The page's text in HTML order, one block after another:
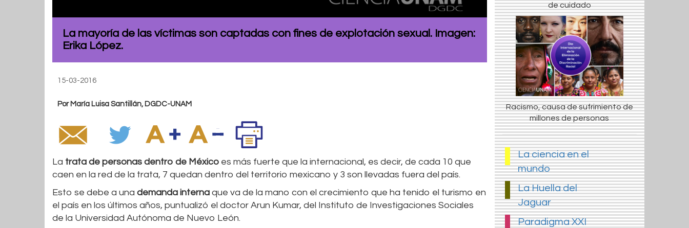
La mayoría de las víctimas son captadas con fines de explotación sexual. Imagen:
Erika López.
15-03-2016
Por María Luisa Santillán, DGDC-UNAM
La trata de personas dentro de México es más fuerte que la internacional, es decir, de cada 10 que
caen en la red de la trata, 7 quedan dentro del territorio mexicano y 3 son llevadas fuera del país.
Esto se debe a una demanda interna que va de la mano con el crecimiento que ha tenido el turismo en
el país en los últimos años, puntualizó el doctor Arun Kumar, del Instituto de Investigaciones Sociales
de la Universidad Autónoma de Nuevo León.
de cuidado
Racismo, causa de sufrimiento de
millones de personas
La ciencia en el
mundo
La Huella del
Jaguar
Paradigma XXI